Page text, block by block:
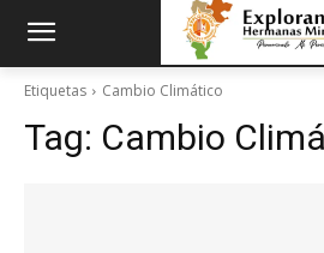
Etiquetas Cambio Climático
Tag: Cambio